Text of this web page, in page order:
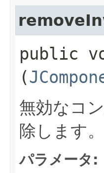
public
(
無効なコ
除します。
パラメータ: